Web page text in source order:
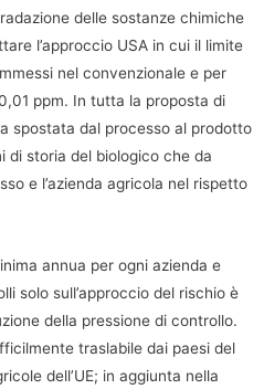
delle sostanze chimiche
l’approccio USA in cui il limite
nel convenzionale e per
ppm. In tutta la proposta di
spostata dal processo al prodotto
di storia del biologico che da
e l’azienda agricola nel rispetto
annua per ogni azienda e
solo sull’approccio del rischio è
della pressione di controllo.
traslabile dai paesi del
dell’UE; in aggiunta nella